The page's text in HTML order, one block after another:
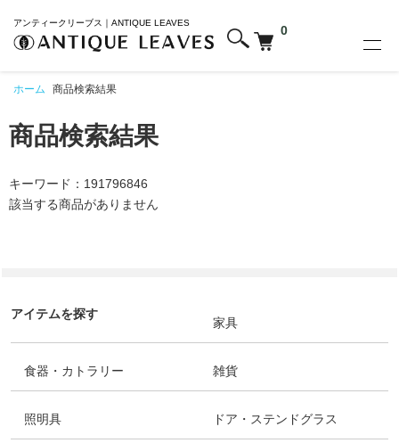
アンティークリーブス｜ANTIQUE LEAVES
0
ホーム 商品検索結果
商品検索結果
キーワード：191796846
該当する商品がありません
アイテムを探す
家具
食器・カトラリー 雑貨
照明具 ドア・ステンドグラス